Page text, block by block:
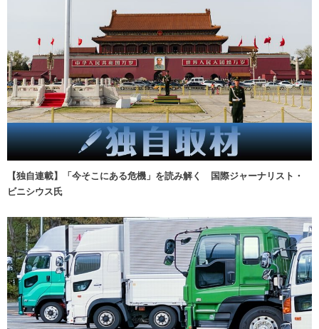
【独自連載】「今そこにある危機」を読み解く 国際ジャーナリスト・
ビニシウス氏